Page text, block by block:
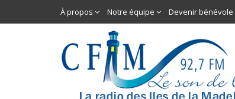
À propos Notre équipe Devenir bénévole